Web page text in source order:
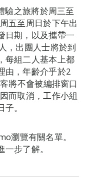
驗之旅將於周三至
五至周日於下午出
日期，以及攜帶一
，出團人士將於到
每組二人基本上都
由，年齡介乎於2
將不會被編排窗口
而取消，工作小組
。
瀏覽有關名單。
步了解。